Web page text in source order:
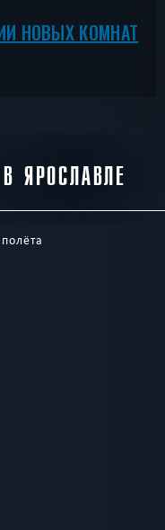
НОВЫХ КОМНАТ
ЯРОСЛАВЛЕ